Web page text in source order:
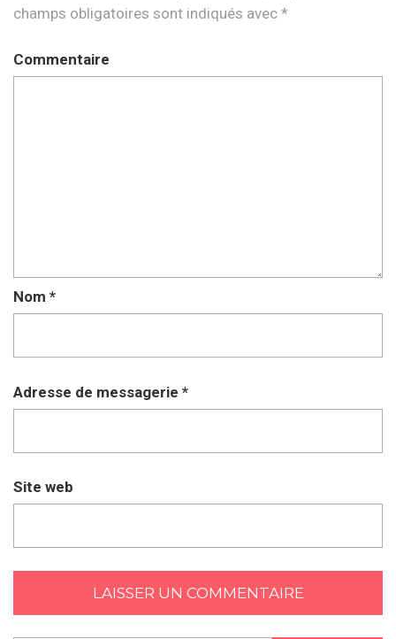
champs obligatoires sont indiqués avec *
Commentaire
Nom *
Adresse de messagerie *
Site web